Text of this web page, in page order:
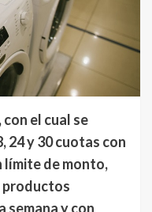
el cual se
24 y 30 cuotas con
límite de monto,
productos
semana y con